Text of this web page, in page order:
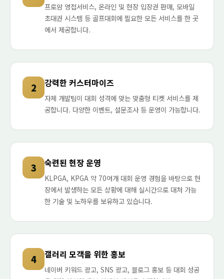
프로암 영접서비스, 온라인 및 현장 입장권 판매, 모바일
초대권 시스템 등 골프대회에 필요한 모든 서비스를 한 곳
에서 제공합니다.
2 강력한 커스터마이즈
자체 개발팀이 대회 성격에 맞는 맞춤형 티켓 서비스를 제
공합니다. 다양한 이벤트, 설문조사 등 운영이 가능합니다.
3 숙련된 현장 운영
KLPGA, KPGA 약 70여개 대회 운영 경험을 바탕으로 현
장에서 발생하는 모든 상황에 대해 실시간으로 대처 가능
한 기술 및 노하우를 보유하고 있습니다.
4 갤러리 모객을 위한 홍보
네이버 키워드 광고, SNS 광고, 블로그 홍보 등 대회 성공